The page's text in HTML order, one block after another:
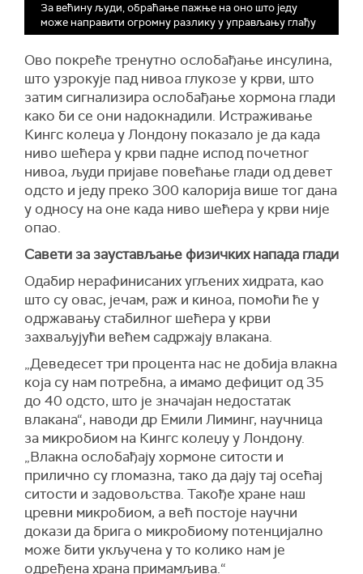
За већину људи, обраћање пажње на оно што једу
може направити огромну разлику у управљању глађу
Ово покреће тренутно ослобађање инсулина,
што узрокује пад нивоа глукозе у крви, што
затим сигнализира ослобађање хормона глади
како би се они надокнадили. Истраживање
Кингс колеџа у Лондону показало је да када
ниво шећера у крви падне испод почетног
нивоа, људи пријаве повећање глади од девет
одсто и једу преко 300 калорија више тог дана
у односу на оне када ниво шећера у крви није
опао.
Савети за заустављање физичких напада глади
Одабир нерафинисаних угљених хидрата, као
што су овас, јечам, раж и киноа, помоћи ће у
одржавању стабилног шећера у крви
захваљујући већем садржају влакана.
„Деведесет три процента нас не добија влакна
која су нам потребна, а имамо дефицит од 35
до 40 одсто, што је значајан недостатак
влакана“, наводи др Емили Лиминг, научница
за микробиом на Кингс колеџу у Лондону.
„Влакна ослобађају хормоне ситости и
прилично су гломазна, тако да дају тај осећај
ситости и задовољства. Такође хране наш
цревни микробиом, а већ постоје научни
докази да брига о микробиому потенцијално
може бити укључена у то колико нам је
одређена храна примамљива.“